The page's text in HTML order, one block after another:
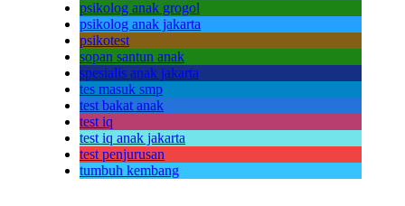
psikolog anak grogol
psikolog anak jakarta
psikotest
sopan santun anak
spesialis anak jakarta
tes masuk smp
test bakat anak
test iq
test iq anak jakarta
test penjurusan
tumbuh kembang